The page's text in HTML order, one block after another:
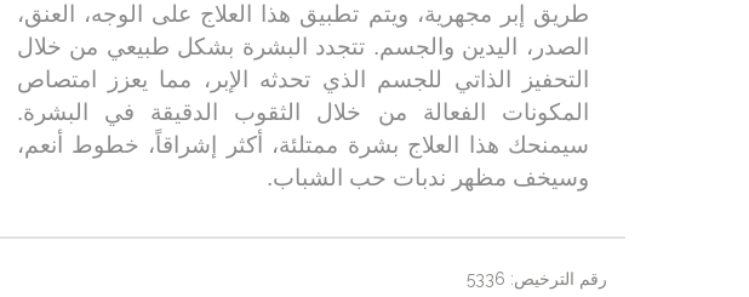
طريق إبر مجهرية، ويتم تطبيق هذا العلاج على الوجه، العنق،
الصدر، اليدين والجسم. تتجدد البشرة بشكل طبيعي من خلال
التحفيز الذاتي للجسم الذي تحدثه الإبر، مما يعزز امتصاص
المكونات الفعالة من خلال الثقوب الدقيقة في البشرة.
سيمنحك هذا العلاج بشرة ممتلئة، أكثر إشراقاً، خطوط أنعم،
وسيخف مظهر ندبات حب الشباب.
رقم الترخيص: 5336